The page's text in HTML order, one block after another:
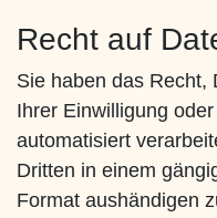
Recht auf
Sie haben das Recht,
Ihrer Einwilligung
automatisiert
Dritten in einem
Format aushändigen